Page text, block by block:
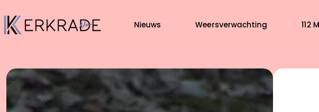
Nieuws Weersverwachting 112